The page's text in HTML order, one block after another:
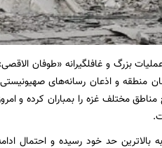
بزرگ و غافلگیرانه «طوفان
منطقه و اذعان رسانه‌های
مختلف غزه را بمباران کرده و
حد خود رسیده و احتمال